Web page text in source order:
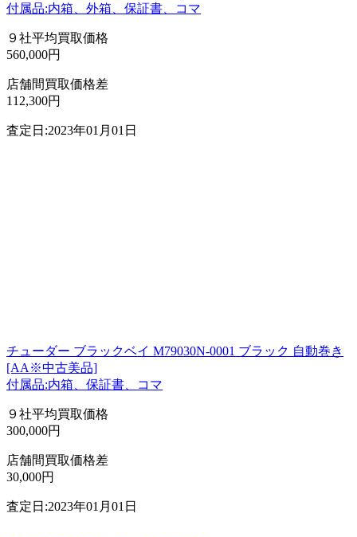
付属品:内箱、外箱、保証書、コマ
９社平均買取価格
560,000円
店舗間買取価格差
112,300円
査定日:2023年01月01日
チューダー ブラックベイ M79030N-0001 ブラック 自動巻き
[AA※中古美品]
付属品:内箱、保証書、コマ
９社平均買取価格
300,000円
店舗間買取価格差
30,000円
査定日:2023年01月01日